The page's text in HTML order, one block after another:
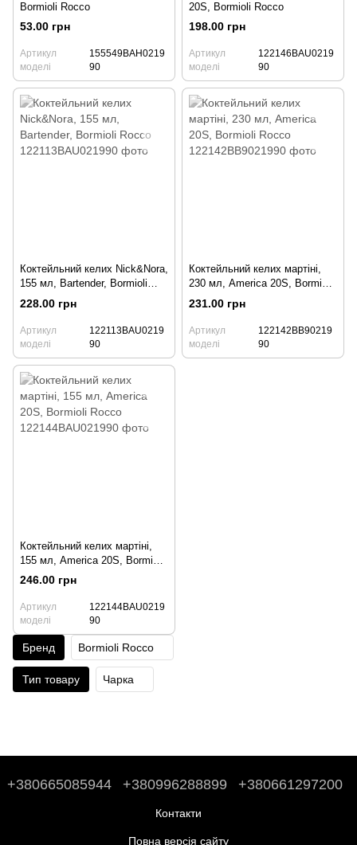
Bormioli Rocco
53.00 грн
Артикул
моделі
155549BAH0219
90
20S, Bormioli Rocco
198.00 грн
Артикул
моделі
122146BAU0219
90
Коктейльний келих Nick&Nora,
155 мл, Bartender, Bormioli
Rocco
228.00 грн
Артикул
моделі
122113BAU0219
90
Коктейльний келих мартіні,
230 мл, America 20S, Bormioli
Rocco
231.00 грн
Артикул
моделі
122142BB90219
90
Коктейльний келих мартіні,
155 мл, America 20S, Bormioli
Rocco
246.00 грн
Артикул
моделі
122144BAU0219
90
Бренд Bormioli Rocco
Тип товару Чарка
+380665085944 +380996288899 +380661297200
Контакти
Повна версія сайту